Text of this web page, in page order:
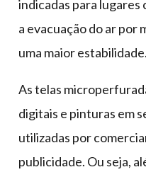
indicadas para lugares
a evacuação do ar por
uma maior estabilidade.
As telas
digitais e pinturas em
utilizadas por
publicidade. Ou seja,